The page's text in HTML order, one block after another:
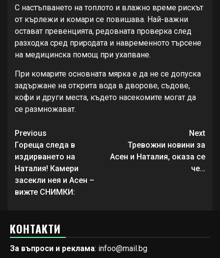
С настъпването на топлото и влажно време рискът
от кърлежи и комари се повишава. Най-важни
остават превенцията, редовната проверка след
разходка сред природата и навременното търсене
на медицинска помощ при ухапване.
При комарите основната мярка е да не се допуска
задържане на открита вода в дворове, съдове,
кофи и други места, където насекомите могат да
се размножават.
Continue
Reading
Previous
Гореща следа в
издирването на
Наталия! Камери
засекли нея и Асен –
вижте СНИМКИ:
Next
Тревожни новини за
Асен и Наталия, оказа се
че…
КОНТАКТИ
За въпроси и реклама: infoo@mail.bg